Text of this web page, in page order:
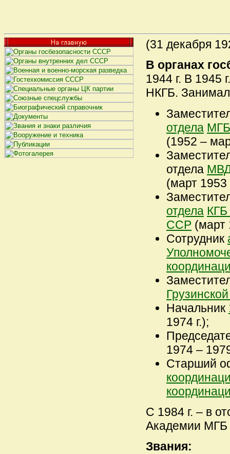
(31 декабря
В органах
1944 г. В 1945
НКГБ.
отдела
(1952 –
отдела
(март 1953
отдела КГБ
ССР (март
Сотрудник
Начальник
1974 г.);
1974 –
Старший
С 1984 г. – в
Академии МГБ
Звания: